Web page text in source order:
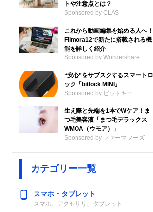
トや注意点とは？
Sponsored by CLAS
これから動画編集を始める人へ！
Filmora12で新たに搭載される機
能を詳しく紹介
Sponsored by Wondershare
“安心”をサブスクするスマートロ
ック「bitlock MINI」
Sponsored by ビットキー
生え際と先端を1本でWケア！ま
つ毛美容液「まつ毛デラックス
WMOA（ウモア）」
Sponsored by ファーマフーズ
カテゴリー一覧
スマホ・タブレット
スマホ、アクセサリ、タブレット